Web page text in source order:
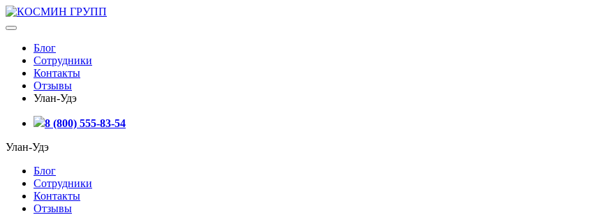
Блог
Сотрудники
Контакты
Отзывы
Улан-Удэ
8 (800) 555-83-54
Улан-Удэ
Блог
Сотрудники
Контакты
Отзывы